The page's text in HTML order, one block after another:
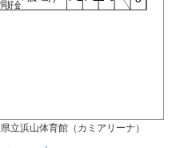
好会
立浜山体育館（カミアリーナ）